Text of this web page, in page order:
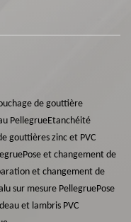
de gouttière
PellegrueEtanchéité
gouttières zinc et PVC
Pose et changement de
et changement de
sur mesure PellegruePose
et lambris PVC